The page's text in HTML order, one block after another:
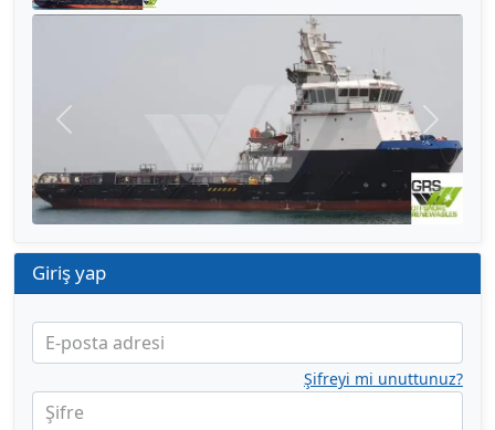
Önceki Sonraki
Giriş yap
E-posta adresi
Şifre
Şifreyi mi unuttunuz?